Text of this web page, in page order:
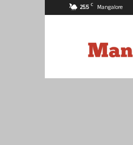
25.5 C Mangalore